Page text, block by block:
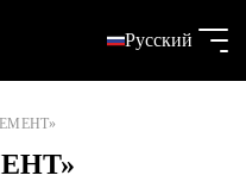
Русский